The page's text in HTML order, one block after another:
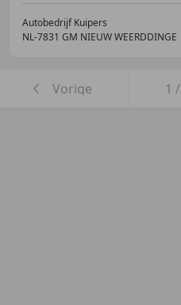
Autobedrijf Kuipers
NL-7831 GM NIEUW WEERDDINGE
Vorige 1 /